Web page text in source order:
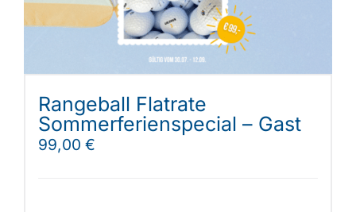
Rangeball Flatrate
Sommerferienspecial – Gast
99,00 €